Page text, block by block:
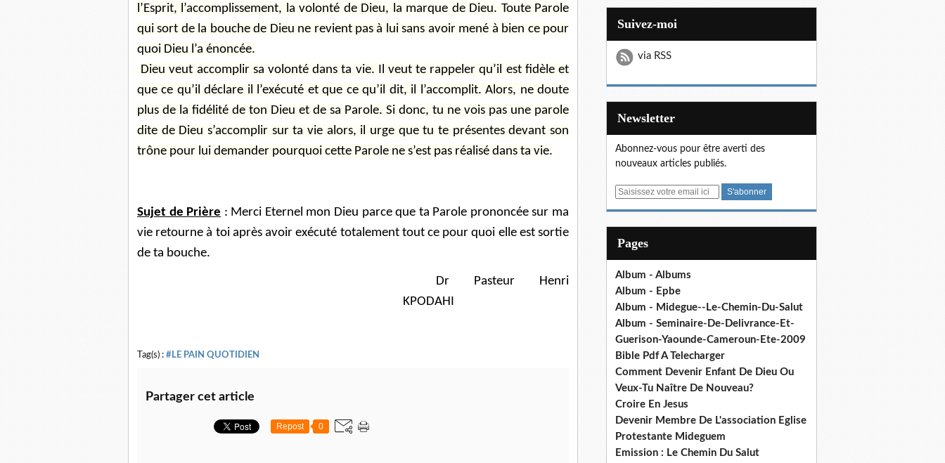
l’Esprit, l’accomplissement, la volonté de Dieu, la marque de Dieu. Toute Parole
qui sort de la bouche de Dieu ne revient pas à lui sans avoir mené à bien ce pour
quoi Dieu l’a énoncée.
Dieu veut accomplir sa volonté dans ta vie. Il veut te rappeler qu’il est fidèle et
que ce qu’il déclare il l’exécuté et que ce qu’il dit, il l’accomplit. Alors, ne doute
plus de la fidélité de ton Dieu et de sa Parole. Si donc, tu ne vois pas une parole
dite de Dieu s’accomplir sur ta vie alors, il urge que tu te présentes devant son
trône pour lui demander pourquoi cette Parole ne s’est pas réalisé dans ta vie.
Sujet de Prière : Merci Eternel mon Dieu parce que ta Parole prononcée sur ma
vie retourne à toi après avoir exécuté totalement tout ce pour quoi elle est sortie
de ta bouche.
Dr Pasteur Henri
KPODAHI
Tag(s) : #LE PAIN QUOTIDIEN
Partager cet article
Repost 0
Suivez-moi
via RSS
Newsletter
Abonnez-vous pour être averti des
nouveaux articles publiés.
E
Pages
Album - Albums
Album - Epbe
Album - Midegue--Le-Chemin-Du-Salut
Album - Seminaire-De-Delivrance-Et-
Guerison-Yaounde-Cameroun-Ete-2009
Bible Pdf A Telecharger
Comment Devenir Enfant De Dieu Ou
Veux-Tu Naître De Nouveau?
Croire En Jesus
Devenir Membre De L'association Eglise
Protestante Mideguem
Emission : Le Chemin Du Salut